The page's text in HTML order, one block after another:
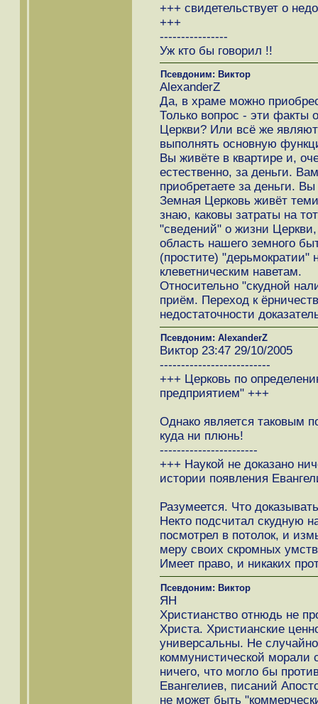
+++ свидетельствует о
+++
----------------
Уж кто бы говорил !!
Псевдоним: Виктор
AlexanderZ
Да, в храме можно
Только вопрос - эти факты
Церкви? Или всё же
выполнять основную
Вы живёте в квартире и,
естественно, за деньги.
приобретаете за деньги.
Земная Церковь живёт
знаю, каковы затраты на
"сведений" о жизни
область нашего земного
(простите)
клеветническим наветам.
Относительно "скудной
приём. Переход к
недостаточности
Псевдоним: AlexanderZ
Виктор 23:47 29/10/2005
--------------------------
+++ Церковь по
предприятием" +++
Однако является таковым
куда ни плюнь!
-----------------------
+++ Наукой не доказано
истории появления
Разумеется. Что
Некто подсчитал скудную
посмотрел в потолок, и
меру своих скромных
Имеет право, и никаких
Псевдоним: Виктор
ЯН
Христианство отнюдь не
Христа. Христианские
универсальны. Не
коммунистической морали
ничего, что могло бы
Евангелиев, писаний
не может быть